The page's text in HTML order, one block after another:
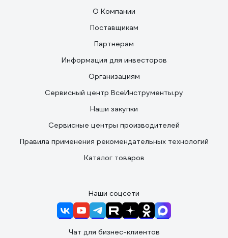
О Компании
Поставщикам
Партнерам
Информация для инвесторов
Организациям
Сервисный центр ВсеИнструменты.ру
Наши закупки
Сервисные центры производителей
Правила применения рекомендательных технологий
Каталог товаров
Наши соцсети
Чат для бизнес-клиентов